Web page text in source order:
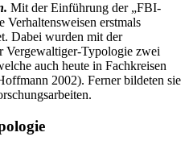
Mit der Einführung der „FBI-
Verhaltensweisen erstmals
Dabei wurden mit der
Vergewaltiger-Typologie zwei
auch heute in Fachkreisen
2002). Ferner bildeten sie